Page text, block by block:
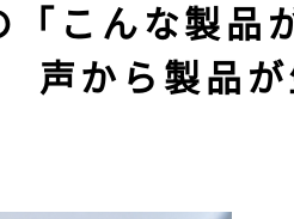
「こんな製品
声から製品